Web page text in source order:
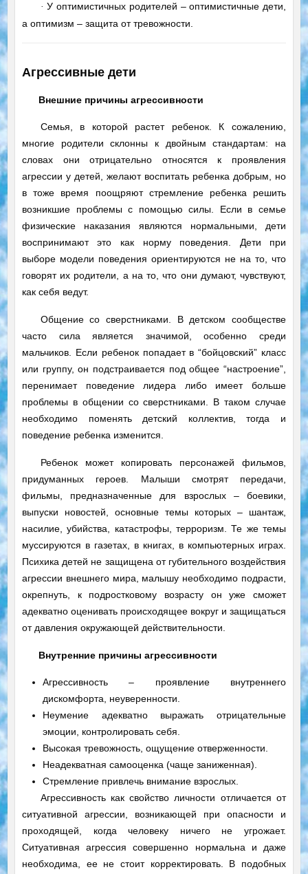
· У оптимистичных родителей – оптимистичные дети,
а оптимизм – защита от тревожности.
Агрессивные дети
Внешние причины агрессивности
Семья, в которой растет ребенок. К сожалению,
многие родители склонны к двойным стандартам: на
словах они отрицательно относятся к проявления
агрессии у детей, желают воспитать ребенка добрым, но
в тоже время поощряют стремление ребенка решить
возникшие проблемы с помощью силы. Если в семье
физические наказания являются нормальными, дети
воспринимают это как норму поведения. Дети при
выборе модели поведения ориентируются не на то, что
говорят их родители, а на то, что они думают, чувствуют,
как себя ведут.
Общение со сверстниками. В детском сообществе
часто сила является значимой, особенно среди
мальчиков. Если ребенок попадает в “бойцовский” класс
или группу, он подстраивается под общее “настроение”,
перенимает поведение лидера либо имеет больше
проблемы в общении со сверстниками. В таком случае
необходимо поменять детский коллектив, тогда и
поведение ребенка изменится.
Ребенок может копировать персонажей фильмов,
придуманных героев. Малыши смотрят передачи,
фильмы, предназначенные для взрослых – боевики,
выпуски новостей, основные темы которых – шантаж,
насилие, убийства, катастрофы, терроризм. Те же темы
муссируются в газетах, в книгах, в компьютерных играх.
Психика детей не защищена от губительного воздействия
агрессии внешнего мира, малышу необходимо подрасти,
окрепнуть, к подростковому возрасту он уже сможет
адекватно оценивать происходящее вокруг и защищаться
от давления окружающей действительности.
Внутренние причины агрессивности
Агрессивность – проявление внутреннего
дискомфорта, неуверенности.
Неумение адекватно выражать отрицательные
эмоции, контролировать себя.
Высокая тревожность, ощущение отверженности.
Неадекватная самооценка (чаще заниженная).
Стремление привлечь внимание взрослых.
Агрессивность как свойство личности отличается от
ситуативной агрессии, возникающей при опасности и
проходящей, когда человеку ничего не угрожает.
Ситуативная агрессия совершенно нормальна и даже
необходима, ее не стоит корректировать. В подобных